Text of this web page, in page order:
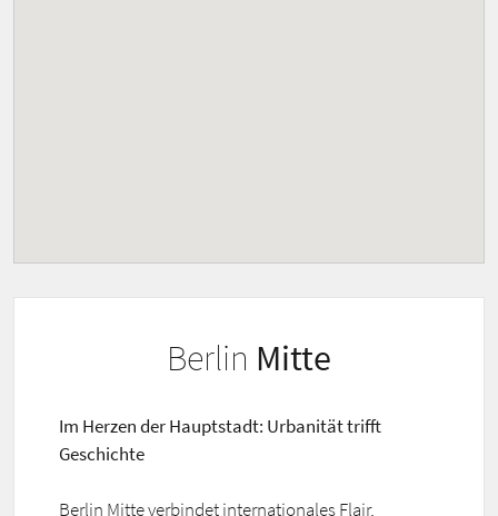
Berlin Mitte
Im Herzen der Hauptstadt: Urbanität trifft
Geschichte
Berlin Mitte verbindet internationales Flair,